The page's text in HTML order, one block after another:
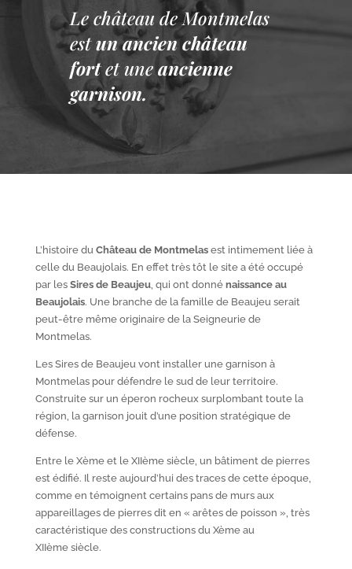
Le château de Montmelas
est un ancien château
fort et une ancienne
garnison.
L’histoire duChâteau de Montmelasest intimement liée à
celle du Beaujolais. En effet très tôt le site a été occupé
par les Sires de Beaujeu, qui ont donné naissance au
Beaujolais. Une branche de la famille de Beaujeu serait
peut-être même originaire de la Seigneurie de
Montmelas.
Les Sires de Beaujeu vont installer une garnison à
Montmelas pour défendre le sud de leur territoire.
Construite sur un éperon rocheux surplombant toute la
région, la garnison jouit d’une position stratégique de
défense.
Entre le Xèmeet le XIIèmesiècle, un bâtiment de pierres
est édifié. Il reste aujourd’hui des traces de cette époque,
comme en témoignent certains pans de murs aux
appareillages de pierres dit en « arêtes de poisson », très
caractéristique des constructions du Xèmeau
XIIèmesiècle.